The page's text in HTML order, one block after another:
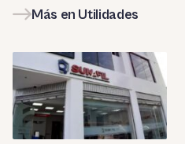
Más en Utilidades